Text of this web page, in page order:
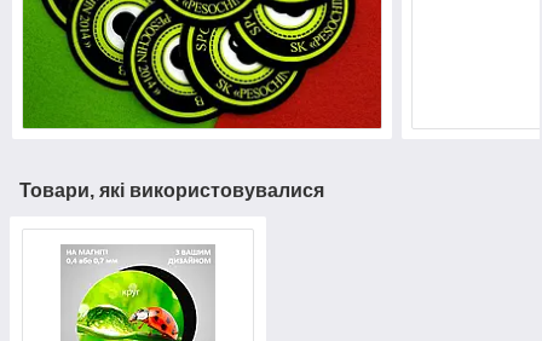
Товари, які використовувалися